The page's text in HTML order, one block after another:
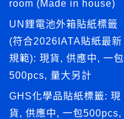
room (Made in house)
UN鋰電池外箱貼紙標籤
(符合2026IATA貼紙最新
規範): 現貨, 供應中, 一包
500pcs, 量大另計
GHS化學品貼紙標籤: 現
貨, 供應中, 一包500pcs,